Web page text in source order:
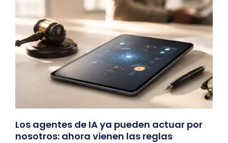
Los agentes de IA ya pueden actuar por
nosotros: ahora vienen las reglas